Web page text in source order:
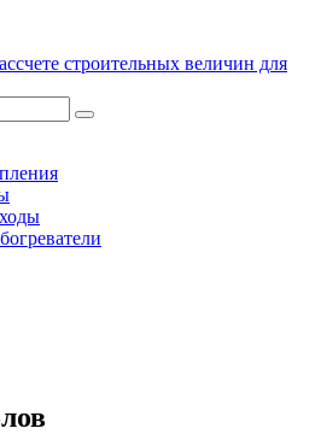
строительных величин для